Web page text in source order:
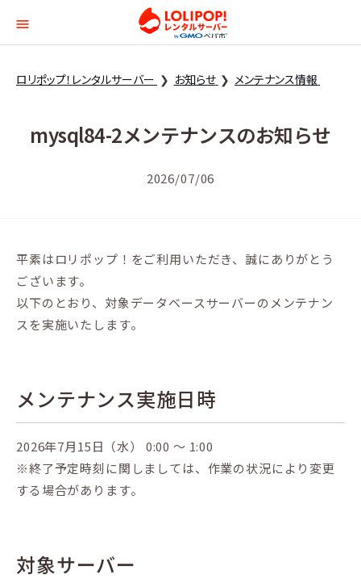
ロリポップ！レンタル
ロリポップ！レンタルサーバー お知らせ メンテナンス情報
mysql84-2メンテナンスのお知らせ
2026/07/06
平素はロリポップ！をご利用いただき、誠にありがとう
ございます。
以下のとおり、対象データベースサーバーのメンテナン
スを実施いたします。
メンテナンス実施日時
2026年7月15日（水） 0:00 ～ 1:00
※終了予定時刻に関しましては、作業の状況により変更
する場合があります。
対象サーバー